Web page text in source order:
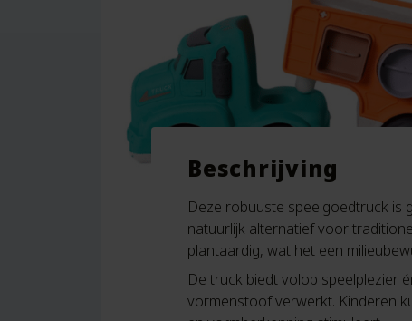
Beschrijving
Deze robuuste speelgoedtruck is
natuurlijk alternatief voor
plantaardig, wat het een
De truck biedt volop speelplezier
vormenstoof verwerkt. Kinderen